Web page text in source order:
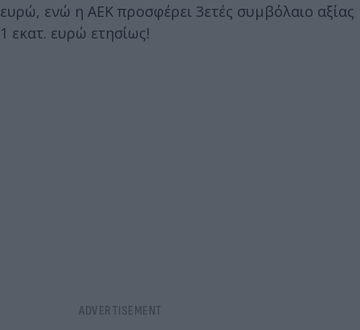
ευρώ, ενώ η ΑΕΚ προσφέρει 3ετές συμβόλαιο αξίας
1 εκατ. ευρώ ετησίως!